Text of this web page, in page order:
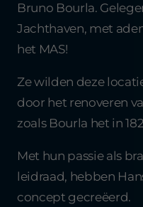
Bruno Bourla.
Jachthaven, met
het MAS!
Ze wilden deze
door het renoveren
zoals Bourla het in
Met hun passie als
leidraad, hebben
concept gecreëerd.